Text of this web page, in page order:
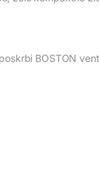
BOSTON